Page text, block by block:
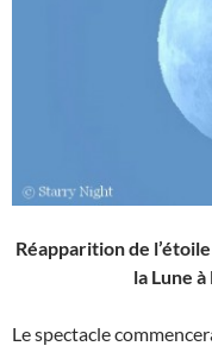
Réapparition de
la Lune à
Le spectacle